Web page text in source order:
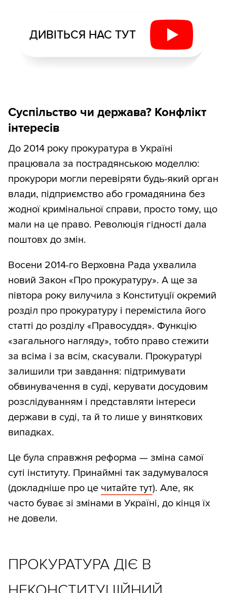
ДИВІТЬСЯ НАС ТУТ
Суспільство чи держава? Конфлікт
інтересів
До 2014 року прокуратура в Україні
працювала за пострадянською моделлю:
прокурори могли перевіряти будь-який орган
влади, підприємство або громадянина без
жодної кримінальної справи, просто тому, що
мали на це право. Революція гідності дала
поштовх до змін.
Восени 2014-го Верховна Рада ухвалила
новий Закон «Про прокуратуру». А ще за
півтора року вилучила з Конституції окремий
розділ про прокуратуру і перемістила його
статті до розділу «Правосуддя». Функцію
«загального нагляду», тобто право стежити
за всіма і за всім, скасували. Прокуратурі
залишили три завдання: підтримувати
обвинувачення в суді, керувати досудовим
розслідуванням і представляти інтереси
держави в суді, та й то лише у виняткових
випадках.
Це була справжня реформа — зміна самої
суті інституту. Принаймні так задумувалося
(докладніше про це читайте тут). Але, як
часто буває зі змінами в Україні, до кінця їх
не довели.
ПРОКУРАТУРА ДІЄ В